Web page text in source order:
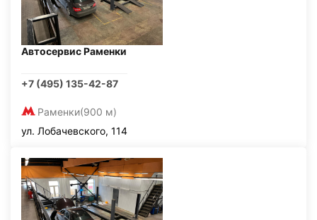
Автосервис Раменки
+7 (495) 135-42-87
Раменки(900 м)
ул. Лобачевского, 114